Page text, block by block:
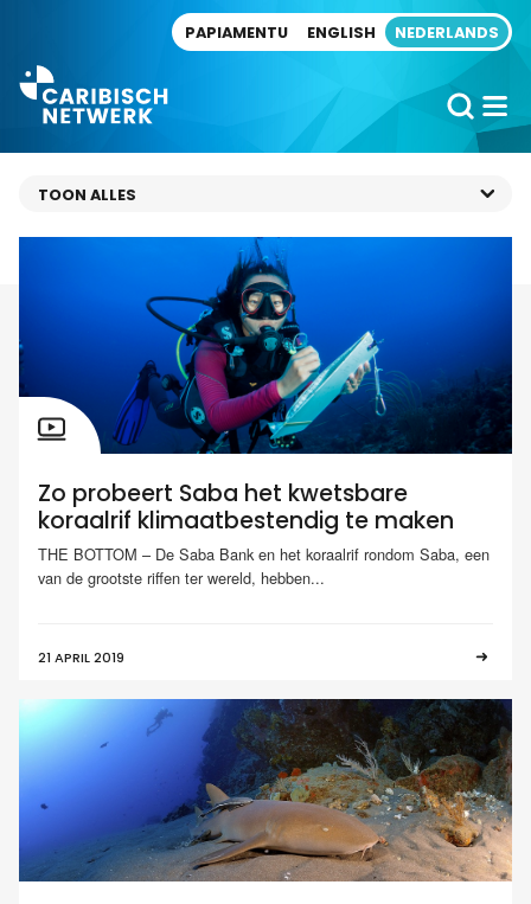
PAPIAMENTU ENGLISH NEDERLANDS
Zo probeert Saba het kwetsbare
koraalrif klimaatbestendig te maken
THE BOTTOM – De Saba Bank en het koraalrif rondom Saba, een
van de grootste riffen ter wereld, hebben...
21 APRIL 2019